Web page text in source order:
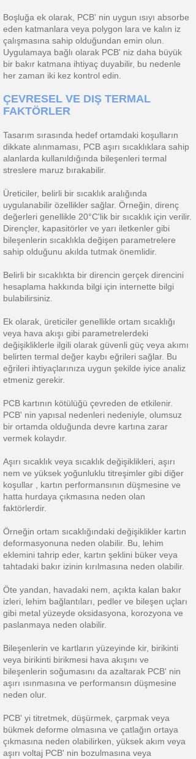
Boşluğa ek olarak, PCB' nin uygun ısıyı absorbe
eden katmanlara veya polygon lara ve kalın iz
çalışmasına sahip olduğundan emin olun.
Uygulamaya bağlı olarak PCB' niz daha büyük
bir bakır katmana ihtiyaç duyabilir, bu nedenle
her zaman iki kez kontrol edin.
ÇEVRESEL VE DIŞ TERMAL
FAKTÖRLER
Tasarım sırasında hedef ortamdaki koşulların
dikkate alınmaması, PCB aşırı sıcaklıklara sahip
alanlarda kullanıldığında bileşenleri termal
streslere maruz bırakabilir.
Üreticiler, belirli bir sıcaklık aralığında
uygulanabilir özellikler sağlar. Örneğin, direnç
değerleri genellikle 20°C'lik bir sıcaklık için verilir.
Dirençler, kapasitörler ve yarı iletkenler gibi
bileşenlerin sıcaklıkla değişen parametrelere
sahip olduğunu akılda tutmak önemlidir.
Belirli bir sıcaklıkta bir direncin gerçek direncini
hesaplama hakkında bilgi için internette bilgi
bulabilirsiniz.
Ek olarak, üreticiler genellikle ortam sıcaklığı
veya hava akışı gibi parametrelerdeki
değişikliklerle ilgili olarak güvenli güç veya akımı
belirten termal değer kaybı eğrileri sağlar. Bu
eğrileri ihtiyaçlarınıza uygun şekilde iyice analiz
etmeniz gerekir.
PCB kartının kötülüğü çevreden de etkilenir.
PCB' nin yapısal nedenleri nedeniyle, olumsuz
bir ortamda olduğunda devre kartına zarar
vermek kolaydır.
Aşırı sıcaklık veya sıcaklık değişiklikleri, aşırı
nem ve yüksek yoğunluklu titreşimler gibi diğer
koşullar , kartın performansının düşmesine ve
hatta hurdaya çıkmasına neden olan
faktörlerdir.
Örneğin ortam sıcaklığındaki değişiklikler kartın
deformasyonuna neden olabilir. Bu, lehim
eklemini tahrip eder, kartın şeklini büker veya
tahtadaki bakır izinin kırılmasına neden olabilir.
Öte yandan, havadaki nem, açıkta kalan bakır
izleri, lehim bağlantıları, pedler ve bileşen uçları
gibi metal yüzeyde oksidasyona, korozyona ve
paslanmaya neden olabilir.
Bileşenlerin ve kartların yüzeyinde kir, birikinti
veya birikinti birikmesi hava akışını ve
bileşenlerin soğumasını da azaltarak PCB' nin
aşırı ısınmasına ve performansın düşmesine
neden olur.
PCB' yi titretmek, düşürmek, çarpmak veya
bükmek deforme olmasına ve çatlağın ortaya
çıkmasına neden olabilirken, yüksek akım veya
aşırı voltaj PCB' nin bozulmasına veya